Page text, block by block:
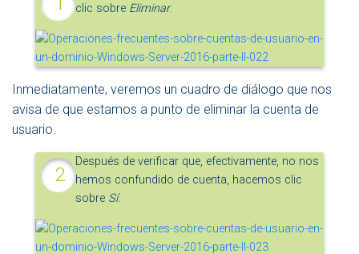
clic sobre Eliminar.
Inmediatamente, veremos un cuadro de diálogo que nos
avisa de que estamos a punto de eliminar la cuenta de
usuario.
Después de verificar que, efectivamente, no nos
hemos confundido de cuenta, hacemos clic
sobre Sí.